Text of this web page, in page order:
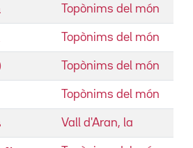
Topònims del món
Topònims del món
Topònims del món
Topònims del món
Vall d'Aran, la